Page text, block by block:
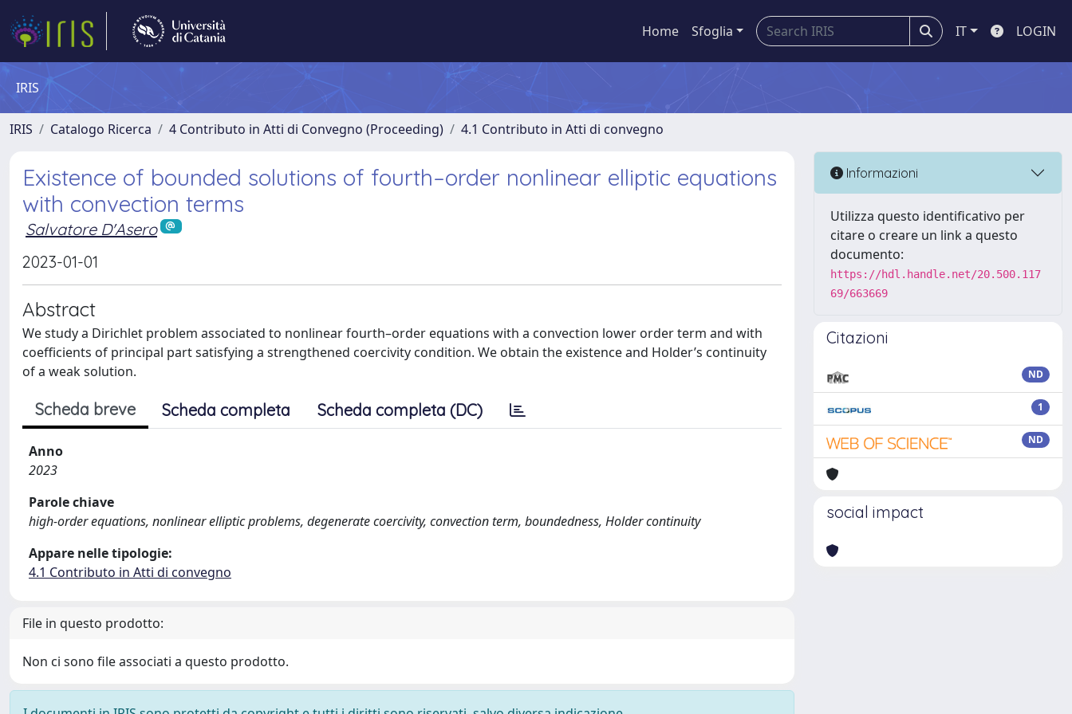
Home Sfoglia IT LOGIN
IRIS
IRIS Catalogo Ricerca 4 Contributo in Atti di Convegno (Proceeding) 4.1 Contributo in Atti di convegno
Existence of bounded solutions of fourth–order nonlinear elliptic equations
with convection terms
Salvatore D'Asero
2023-01-01
Abstract
We study a Dirichlet problem associated to nonlinear fourth–order equations with a convection lower order term and with
coefficients of principal part satisfying a strengthened coercivity condition. We obtain the existence and Holder’s continuity
of a weak solution.
Scheda breve Scheda completa Scheda completa (DC)
Anno
2023
Parole chiave
high-order equations, nonlinear elliptic problems, degenerate coercivity, convection term, boundedness, Holder continuity
Appare nelle tipologie:
4.1 Contributo in Atti di convegno
File in questo prodotto:
Non ci sono file associati a questo prodotto.
Informazioni
Utilizza questo identificativo per
citare o creare un link a questo
documento:
https://hdl.handle.net/20.500.117
69/663669
Citazioni
ND
1
ND
social impact